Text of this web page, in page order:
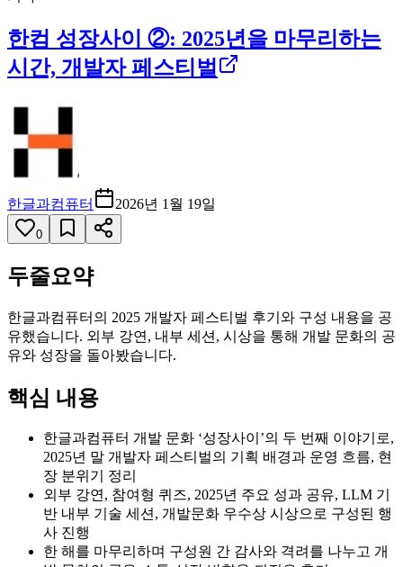
한컴 성장사이 ②: 2025년을 마무리하는
시간, 개발자 페스티벌
한글과컴퓨터 2026년 1월 19일
0
두줄요약
한글과컴퓨터의 2025 개발자 페스티벌 후기와 구성 내용을 공
유했습니다. 외부 강연, 내부 세션, 시상을 통해 개발 문화의 공
유와 성장을 돌아봤습니다.
핵심 내용
한글과컴퓨터 개발 문화 ‘성장사이’의 두 번째 이야기로,
2025년 말 개발자 페스티벌의 기획 배경과 운영 흐름, 현
장 분위기 정리
외부 강연, 참여형 퀴즈, 2025년 주요 성과 공유, LLM 기
반 내부 기술 세션, 개발문화 우수상 시상으로 구성된 행
사 진행
한 해를 마무리하며 구성원 간 감사와 격려를 나누고 개